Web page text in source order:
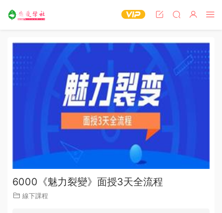
6000《魅力裂變》面授3天全流程
線下課程